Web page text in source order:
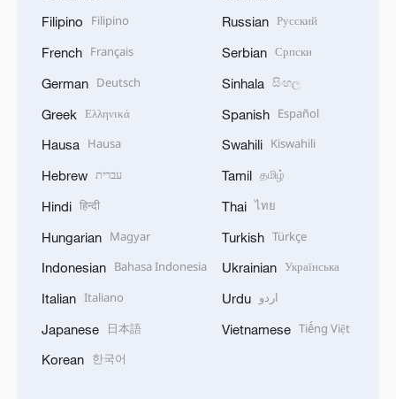
Filipino Filipino
French Français
German Deutsch
Greek Ελληνικά
Hausa Hausa
Hebrew עברית
Hindi हिन्दी
Hungarian Magyar
Indonesian Bahasa Indonesia
Italian Italiano
Japanese 日本語
Korean 한국어
Russian Русский
Serbian Српски
Sinhala සිංහල
Spanish Español
Swahili Kiswahili
Tamil தமிழ்
Thai ไทย
Turkish Türkçe
Ukrainian Українська
Urdu اردو
Vietnamese Tiếng Việt